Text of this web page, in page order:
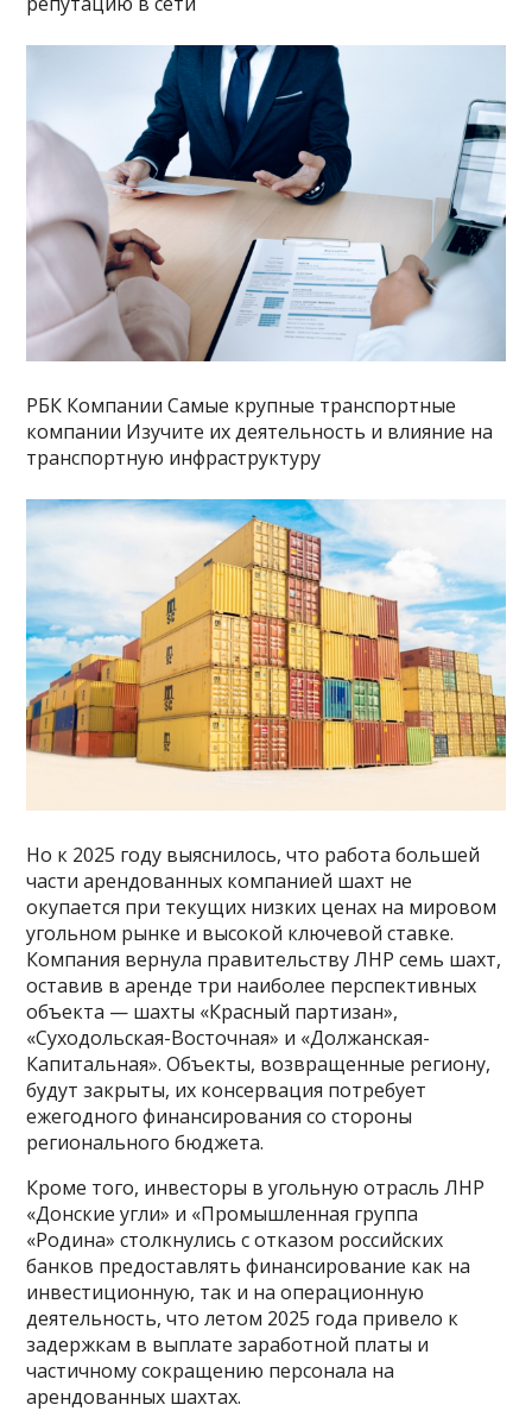
РБК Компании Самые крупные транспортные
компании Изучите их деятельность и влияние на
транспортную инфраструктуру
Но к 2025 году выяснилось, что работа большей
части арендованных компанией шахт не
окупается при текущих низких ценах на мировом
угольном рынке и высокой ключевой ставке.
Компания вернула правительству ЛНР семь шахт,
оставив в аренде три наиболее перспективных
объекта — шахты «Красный партизан»,
«Суходольская-Восточная» и «Должанская-
Капитальная». Объекты, возвращенные региону,
будут закрыты, их консервация потребует
ежегодного финансирования со стороны
регионального бюджета.
Кроме того, инвесторы в угольную отрасль ЛНР
«Донские угли» и «Промышленная группа
«Родина» столкнулись с отказом российских
банков предоставлять финансирование как на
инвестиционную, так и на операционную
деятельность, что летом 2025 года привело к
задержкам в выплате заработной платы и
частичному сокращению персонала на
арендованных шахтах.